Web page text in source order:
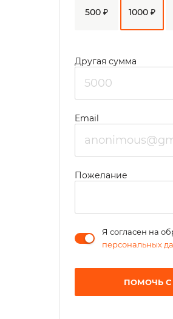
500 ₽ 1000 ₽
Другая сумма
Email
Пожелание
Я согласен на
персональных
ПОМОЧЬ С